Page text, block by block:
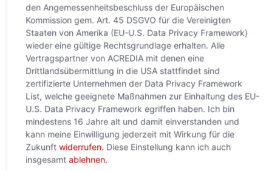
KI verändert den Welthandel
grundlegend – Europa droht neue
digitale Abhängigkeit
22. Mai 2026
Neue Studie von ACREDIA und Allianz Trade zeigt: Der globale
AI-Boom verschiebt Macht, Infrastruktur und Wertschöpfung
Wien, 22. Mai 2026 – Künstliche Intelligenz entwickelt sich
rasant zu
den Angemessenheitsbeschluss der Europäischen
Kommission gem. Art. 45 DSGVO für die Vereinigten
Staaten von Amerika (EU-U.S. Data Privacy Framework)
wieder eine gültige Rechtsgrundlage erhalten. Alle
Vertragspartner von ACREDIA mit denen eine
Drittlandsübermittlung in die USA stattfindet sind
zertifizierte Unternehmen der Data Privacy Framework
List, welche geeignete Maßnahmen zur Einhaltung des EU-
U.S. Data Privacy Framework egriffen haben. Ich bin
mindestens 16 Jahre alt und damit einverstanden und
kann meine Einwilligung jederzeit mit Wirkung für die
Zukunft widerrufen. Diese Einstellung kann ich auch
insgesamt ablehnen.